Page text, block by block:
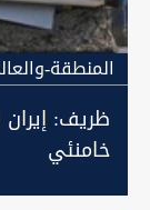
المنطقة-
ظريف:
خامنئي